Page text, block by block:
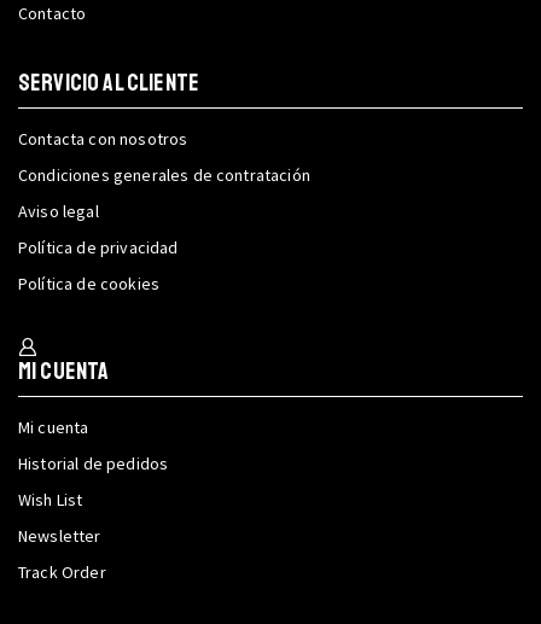
Contacto
SERVICIO AL CLIENTE
Contacta con nosotros
Condiciones generales de contratación
Aviso legal
Política de privacidad
Política de cookies
Mi cuenta
Mi cuenta
Historial de pedidos
Wish List
Newsletter
Track Order